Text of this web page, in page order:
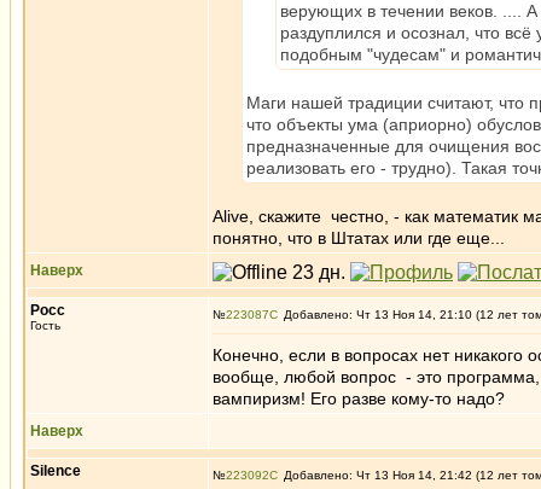
верующих в течении веков. ....
раздуплился и осознал, что
подобным "чудесам" и
Маги нашей традиции считают, что
что объекты ума (априорно)
предназначенные для очищения
реализовать его - трудно). Такая
Alive, скажите честно, - как математик
понятно, что в Штатах или где еще...
Наверх
Росс
Гость
№223087 Добавлено: Чт 13 Ноя 14, 21:10 (12 лет
Конечно, если в вопросах нет никакого
вообще, любой вопрос - это
вампиризм! Его разве кому-то надо?
Наверх
Silence №223092 Добавлено: Чт 13 Ноя 14, 21:42 (12 лет